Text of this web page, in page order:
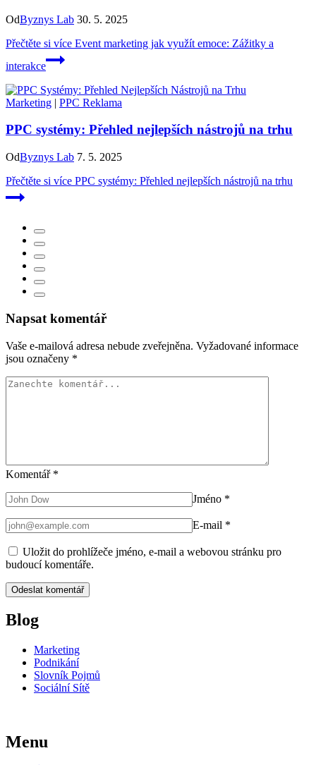
OdByznys Lab 30. 5. 2025
Přečtěte si více Event marketing jak využít emoce: Zážitky a
interakce
Marketing | PPC Reklama
PPC systémy: Přehled nejlepších nástrojů na trhu
OdByznys Lab 7. 5. 2025
Přečtěte si více PPC systémy: Přehled nejlepších nástrojů na trhu
Napsat komentář
Vaše e-mailová adresa nebude zveřejněna. Vyžadované informace
jsou označeny *
Komentář *
Jméno *
E-mail *
Uložit do prohlížeče jméno, e-mail a webovou stránku pro
budoucí komentáře.
Blog
Marketing
Podnikání
Slovník Pojmů
Sociální Sítě
Menu